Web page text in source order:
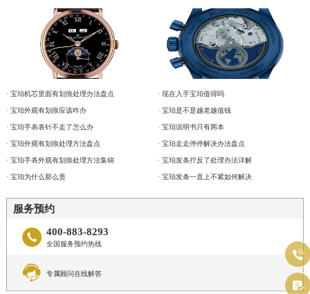
· 宝珀机芯里面有划痕处理办法盘点
· 宝珀外观有划痕应该咋办
· 宝珀手表表针不走了怎么办
· 宝珀外观有划痕处理方法盘点
· 宝珀手表外观有划痕处理方法集锦
· 宝珀为什么那么贵
· 现在入手宝珀值得吗
· 宝珀是不是越老越值钱
· 宝珀说明书只有两本
· 宝珀走走停停解决办法盘点
· 宝珀发条拧反了处理办法详解
· 宝珀发条一直上不紧如何解决
服务预约
 400-883-8293
全国服务预约热线
 专属顾问在线解答

